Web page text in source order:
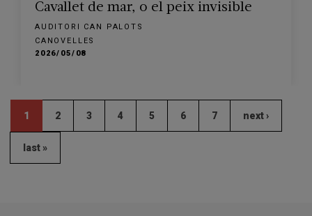
Cavallet de mar, o el peix invisible
AUDITORI CAN PALOTS
CANOVELLES
2026/05/08
1 2 3 4 5 6 7 next ›
last »